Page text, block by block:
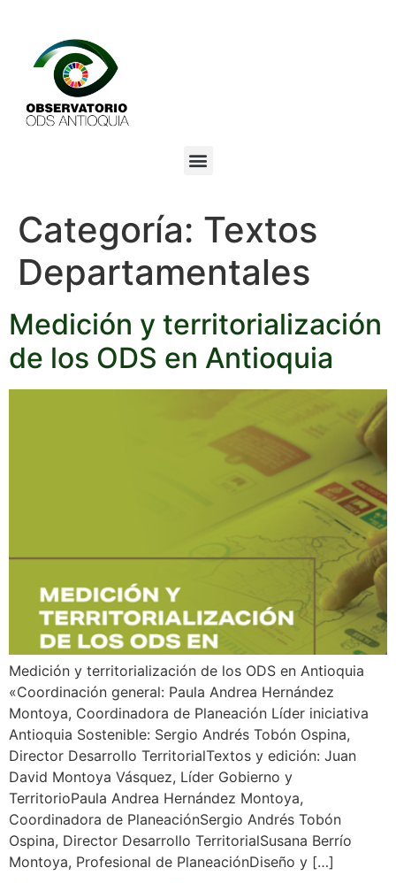
Categoría: Textos
Departamentales
Medición y territorialización
de los ODS en Antioquia
Medición y territorialización de los ODS en Antioquia
«Coordinación general: Paula Andrea Hernández
Montoya, Coordinadora de Planeación Líder iniciativa
Antioquia Sostenible: Sergio Andrés Tobón Ospina,
Director Desarrollo TerritorialTextos y edición: Juan
David Montoya Vásquez, Líder Gobierno y
TerritorioPaula Andrea Hernández Montoya,
Coordinadora de PlaneaciónSergio Andrés Tobón
Ospina, Director Desarrollo TerritorialSusana Berrío
Montoya, Profesional de PlaneaciónDiseño y […]